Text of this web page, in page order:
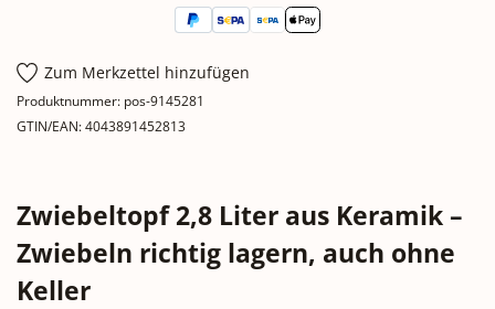
Zum Merkzettel hinzufügen
Produktnummer: pos-9145281
GTIN/EAN:4043891452813
Zwiebeltopf 2,8 Liter aus Keramik –
Zwiebeln richtig lagern, auch ohne
Keller